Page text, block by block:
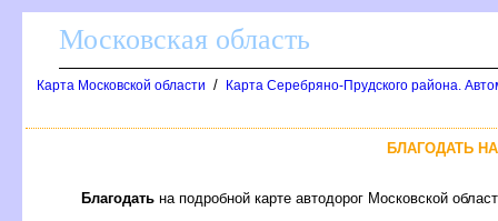
Московская область
Карта Московской области / Карта Серебряно-Прудского района.
БЛАГОДАТЬ
Благодать на подробной карте автодорог Московской